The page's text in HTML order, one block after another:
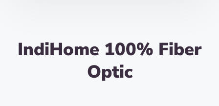
IndiHome 100% Fiber
Optic